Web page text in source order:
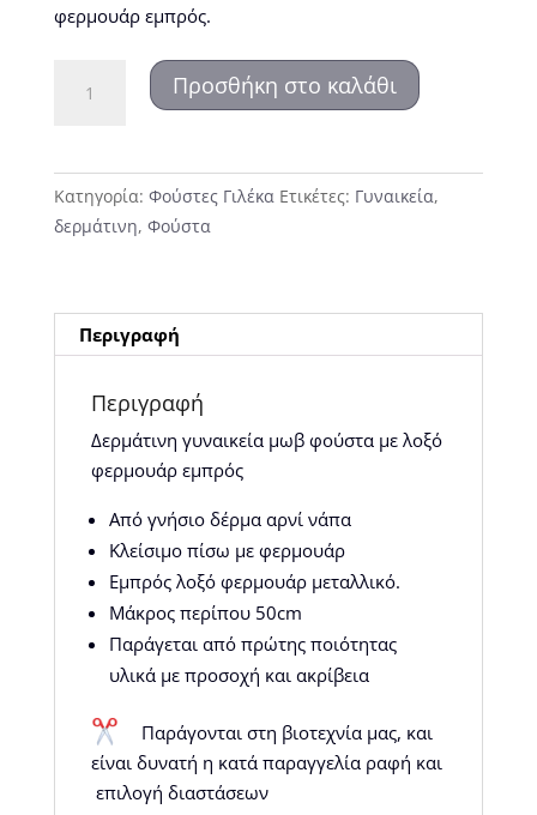
φερμουάρ εμπρός.
Δερμάτινη
Προσθήκη στο καλάθι
Κατηγορία: Φούστες Γιλέκα Ετικέτες: Γυναικεία,
δερμάτινη, Φούστα
Περιγραφή
Περιγραφή
Δερμάτινη γυναικεία μωβ φούστα με λοξό
φερμουάρ εμπρός
Από γνήσιο δέρμα αρνί νάπα
Κλείσιμο πίσω με φερμουάρ
Εμπρός λοξό φερμουάρ μεταλλικό.
Μάκρος περίπου 50cm
Παράγεται από πρώτης ποιότητας
υλικά με προσοχή και ακρίβεια
Παράγονται στη βιοτεχνία μας, και
είναι δυνατή η κατά παραγγελία ραφή και
επιλογή διαστάσεων